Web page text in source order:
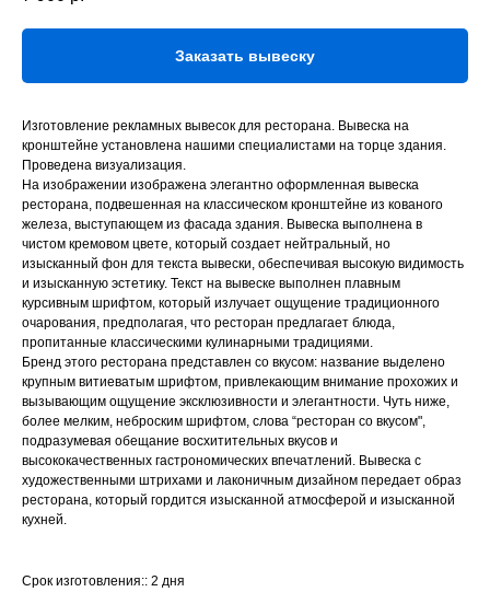
Заказать вывеску
Изготовление рекламных вывесок для ресторана. Вывеска на
кронштейне установлена нашими специалистами на торце здания.
Проведена визуализация.
На изображении изображена элегантно оформленная вывеска
ресторана, подвешенная на классическом кронштейне из кованого
железа, выступающем из фасада здания. Вывеска выполнена в
чистом кремовом цвете, который создает нейтральный, но
изысканный фон для текста вывески, обеспечивая высокую видимость
и изысканную эстетику. Текст на вывеске выполнен плавным
курсивным шрифтом, который излучает ощущение традиционного
очарования, предполагая, что ресторан предлагает блюда,
пропитанные классическими кулинарными традициями.
Бренд этого ресторана представлен со вкусом: название выделено
крупным витиеватым шрифтом, привлекающим внимание прохожих и
вызывающим ощущение эксклюзивности и элегантности. Чуть ниже,
более мелким, неброским шрифтом, слова “ресторан со вкусом",
подразумевая обещание восхитительных вкусов и
высококачественных гастрономических впечатлений. Вывеска с
художественными штрихами и лаконичным дизайном передает образ
ресторана, который гордится изысканной атмосферой и изысканной
кухней.
Срок изготовления:: 2 дня